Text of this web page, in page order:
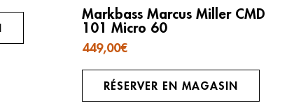
Markbass Marcus Miller CMD
101 Micro 60
449,00€
RÉSERVER EN MAGASIN